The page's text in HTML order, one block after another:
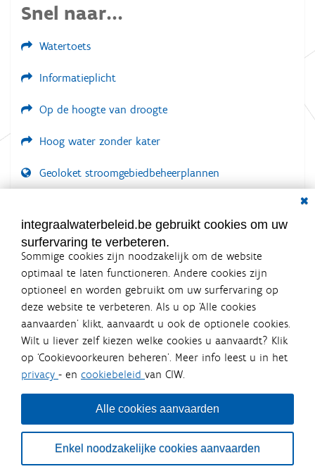
Snel naar...
Watertoets
Informatieplicht
Op de hoogte van droogte
Hoog water zonder kater
Geoloket stroomgebiedbeheerplannen
LOGIN VEREIST
integraalwaterbeleid.be gebruikt cookies om uw
surfervaring te verbeteren.
Sommige cookies zijn noodzakelijk om de website
optimaal te laten functioneren. Andere cookies zijn
optioneel en worden gebruikt om uw surfervaring op
deze website te verbeteren. Als u op ‘Alle cookies
aanvaarden’ klikt, aanvaardt u ook de optionele cookies.
Wilt u liever zelf kiezen welke cookies u aanvaardt? Klik
op ‘Cookievoorkeuren beheren’. Meer info leest u in het
privacy - en cookiebeleid van CIW.
Alle cookies aanvaarden
Enkel noodzakelijke cookies aanvaarden
Integraalwaterbeleid.be is een
officiële website van de Vlaamse
overheid
uitgegeven door Coördinatiecommissie Integraal
Waterbeleid
De Coördinatiecommissie Integraal Waterbeleid (CIW) is een
bestuursniveaus die bij het waterbeleid betrokken zijn. Ook
waterbedrijven nemen deel aan het overleg. Deze
samenwerking zorgt voor een gecoördineerde en
geïntegreerde aanpak van het waterbeleid en waterbeheer
in Vlaanderen.